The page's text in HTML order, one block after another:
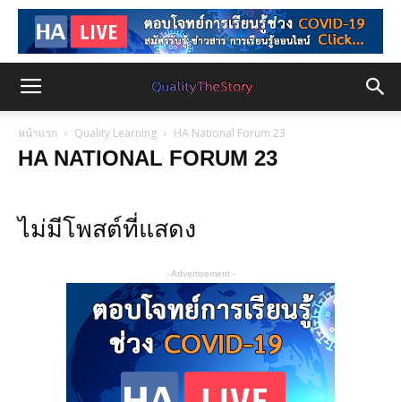
หน้าแรก Quality Learning HA National Forum 23
HA NATIONAL FORUM 23
ไม่มีโพสต์ที่แสดง
- Advertisement -